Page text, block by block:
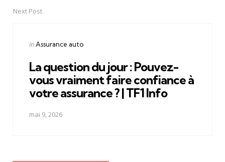
Next Post
Posted
inAssurance auto
La question du jour : Pouvez-
vous vraiment faire confiance à
votre assurance ? | TF1 Info
mai 9, 2026